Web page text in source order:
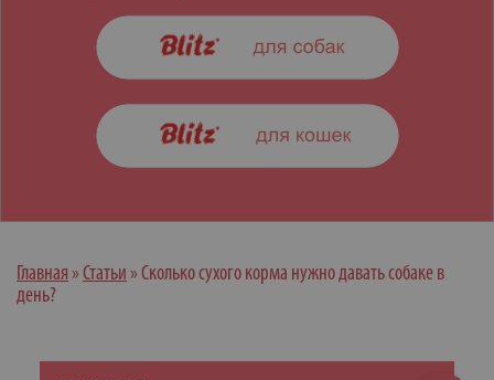
Главная » Статьи » Сколько сухого корма нужно давать собаке в
день?